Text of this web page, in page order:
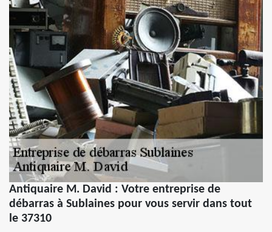
Antiquaire M. David : Votre entreprise de
débarras à Sublaines pour vous servir dans tout
le 37310